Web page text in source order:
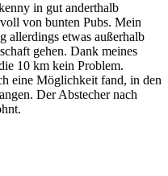
in gut anderthalb
von bunten Pubs. Mein
allerdings etwas außerhalb
gehen. Dank meines
10 km kein Problem.
eine Möglichkeit fand, in den
Der Abstecher nach